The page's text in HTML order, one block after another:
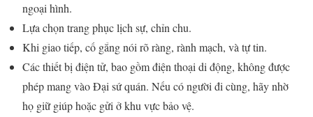
ngoại hình.
Lựa chọn trang phục lịch sự, chỉn chu.
Khi giao tiếp, cố gắng nói rõ ràng, rành mạch, và tự tin.
Các thiết bị điện tử, bao gồm điện thoại di động, không được
phép mang vào Đại sứ quán. Nếu có người đi cùng, hãy nhờ
họ giữ giúp hoặc gửi ở khu vực bảo vệ.